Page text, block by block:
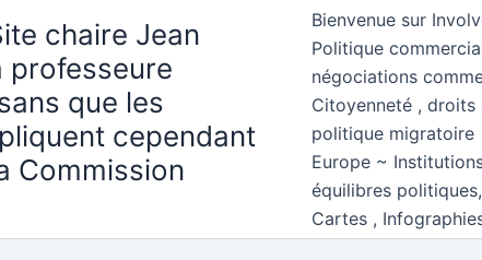
chaire Jean
professeure
que les
cependant
Commission
Bienvenue sur
Politique
négociations
Citoyenneté ,
politique migratoire
Europe ~
équilibres
Cartes ,